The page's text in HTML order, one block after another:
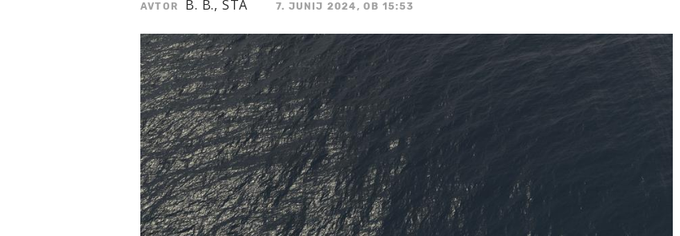
AVTOR B. B., STA 7. JUNIJ 2024, OB 15:53